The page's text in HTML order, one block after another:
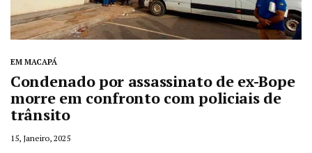
EM MACAPÁ
Condenado por assassinato de ex-Bope
morre em confronto com policiais de
trânsito
15, Janeiro, 2025